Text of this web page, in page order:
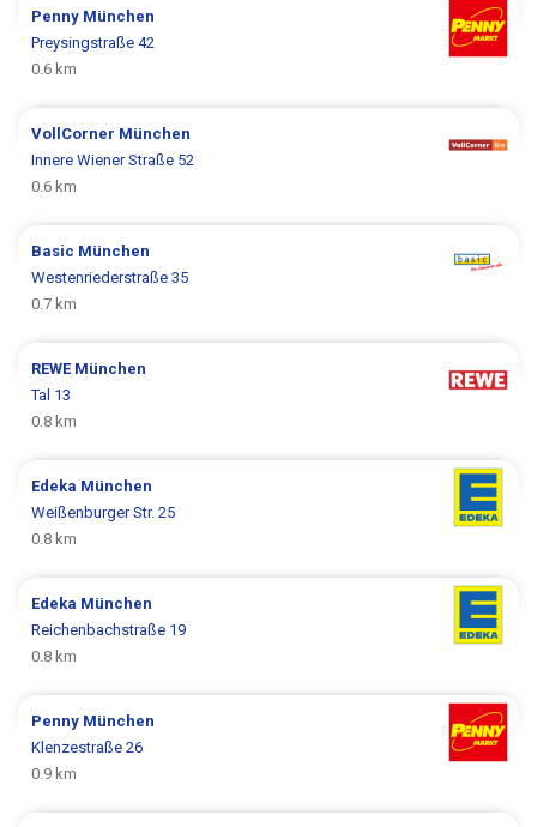
Penny München
Preysingstraße 42
0.6 km
VollCorner München
Innere Wiener Straße 52
0.6 km
Basic München
Westenriederstraße 35
0.7 km
REWE München
Tal 13
0.8 km
Edeka München
Weißenburger Str. 25
0.8 km
Edeka München
Reichenbachstraße 19
0.8 km
Penny München
Klenzestraße 26
0.9 km